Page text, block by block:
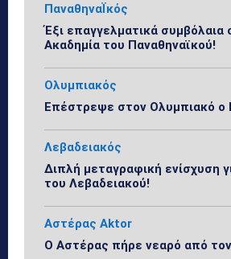
ΠαναθηναΪκός
Έξι επαγγελματικά συμβόλαια
Ακαδημία του Παναθηναϊκού!
Ολυμπιακός
Επέστρεψε στον Ολυμπιακό ο
Λεβαδειακός
Διπλή μεταγραφική ενίσχυση
του Λεβαδειακού!
Αστέρας Aktor
Ο Αστέρας πήρε νεαρό από